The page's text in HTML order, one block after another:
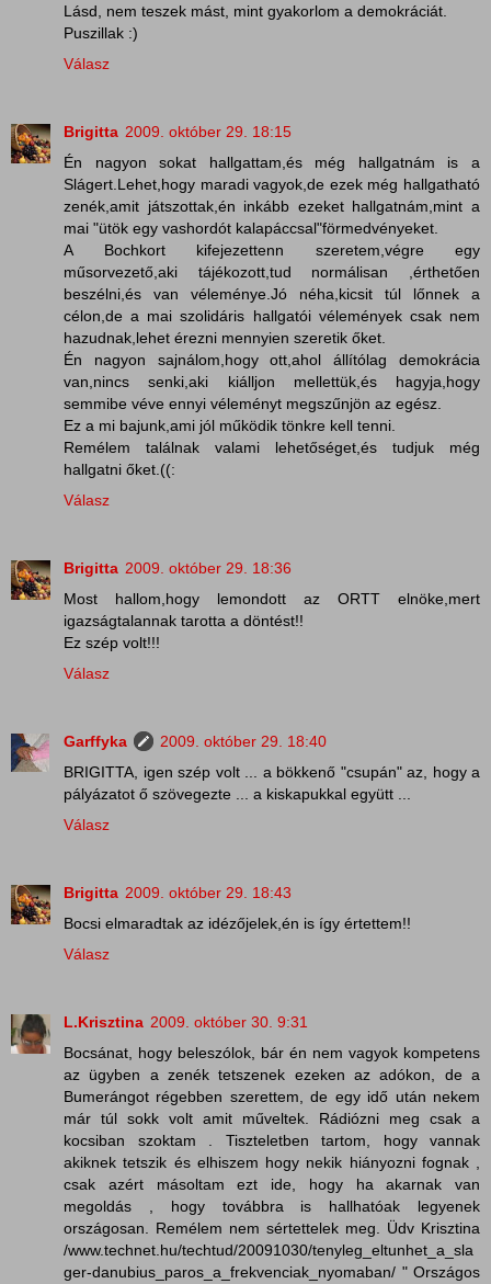
Lásd, nem teszek mást, mint gyakorlom a demokráciát.
Puszillak :)
Válasz
Brigitta 2009. október 29. 18:15
Én nagyon sokat hallgattam,és még hallgatnám is a
Slágert.Lehet,hogy maradi vagyok,de ezek még hallgatható
zenék,amit játszottak,én inkább ezeket hallgatnám,mint a
mai "ütök egy vashordót kalapáccsal"förmedvényeket.
A Bochkort kifejezettenn szeretem,végre egy
műsorvezető,aki tájékozott,tud normálisan ,érthetően
beszélni,és van véleménye.Jó néha,kicsit túl lőnnek a
célon,de a mai szolidáris hallgatói vélemények csak nem
hazudnak,lehet érezni mennyien szeretik őket.
Én nagyon sajnálom,hogy ott,ahol állítólag demokrácia
van,nincs senki,aki kiálljon mellettük,és hagyja,hogy
semmibe véve ennyi véleményt megszűnjön az egész.
Ez a mi bajunk,ami jól működik tönkre kell tenni.
Remélem találnak valami lehetőséget,és tudjuk még
hallgatni őket.((:
Válasz
Brigitta 2009. október 29. 18:36
Most hallom,hogy lemondott az ORTT elnöke,mert
igazságtalannak tarotta a döntést!!
Ez szép volt!!!
Válasz
Garffyka
2009. október 29. 18:40
BRIGITTA, igen szép volt ... a bökkenő "csupán" az, hogy a
pályázatot ő szövegezte ... a kiskapukkal együtt ...
Válasz
Brigitta 2009. október 29. 18:43
Bocsi elmaradtak az idézőjelek,én is így értettem!!
Válasz
L.Krisztina 2009. október 30. 9:31
Bocsánat, hogy beleszólok, bár én nem vagyok kompetens
az ügyben a zenék tetszenek ezeken az adókon, de a
Bumerángot régebben szerettem, de egy idő után nekem
már túl sokk volt amit műveltek. Rádiózni meg csak a
kocsiban szoktam . Tiszteletben tartom, hogy vannak
akiknek tetszik és elhiszem hogy nekik hiányozni fognak ,
csak azért másoltam ezt ide, hogy ha akarnak van
megoldás , hogy továbbra is hallhatóak legyenek
országosan. Remélem nem sértettelek meg. Üdv Krisztina
/www.technet.hu/techtud/20091030/tenyleg_eltunhet_a_sla
ger-danubius_paros_a_frekvenciak_nyomaban/ " Országos